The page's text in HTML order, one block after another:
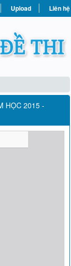
Upload Liên hệ
HỌC 2015 -